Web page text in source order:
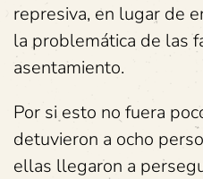
represiva, en lugar de
la problemática de las
asentamiento.
Por si esto no fuera
detuvieron a ocho
ellas llegaron a